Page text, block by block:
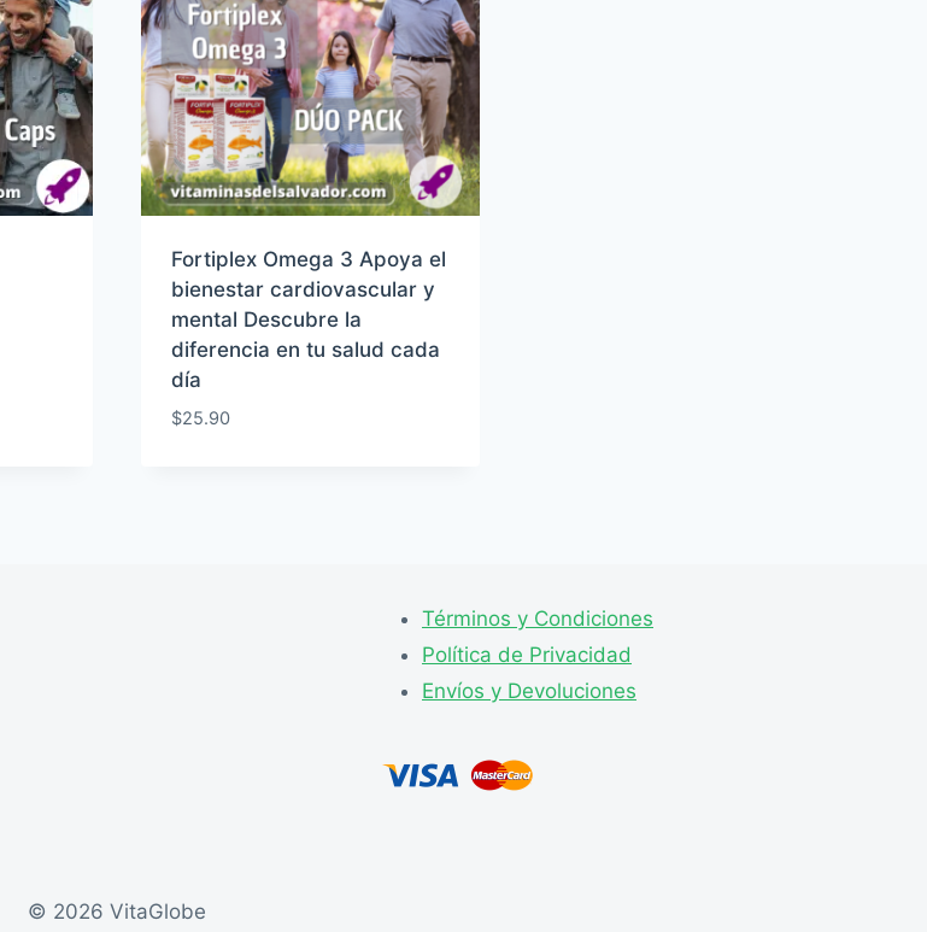
Fortiplex Omega 3 Apoya el
bienestar cardiovascular y
mental Descubre la
diferencia en tu salud cada
día
$25.90
Términos y Condiciones
Política de Privacidad
Envíos y Devoluciones
© 2026 VitaGlobe